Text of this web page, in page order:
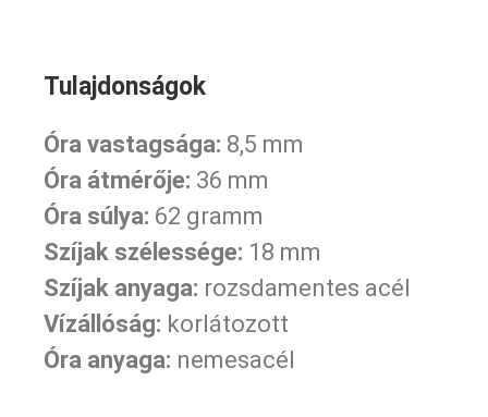
Tulajdonságok
Óra vastagsága: 8,5 mm
Óra átmérője: 36 mm
Óra súlya: 62 gramm
Szíjak szélessége: 18 mm
Szíjak anyaga: rozsdamentes acél
Vízállóság: korlátozott
Óra anyaga: nemesacél